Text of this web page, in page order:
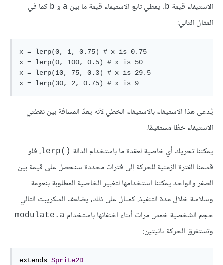
الاستيفاء قيمة b. يعطي تابع الاستيفاء قيمة ما بين a و b كما في
المثال التالي:
x = lerp(0, 1, 0.75) # x is 0.75
x = lerp(0, 100, 0.5) # x is 50
x = lerp(10, 75, 0.3) # x is 29.5
يُدعى هذا الاستيفاء بالاستيفاء الخطي لأنه يعدّ المسافة بين نقطتي
الاستيفاء خطًا مستقيمًا.
يمكننا تحريك أي خاصية لعقدة ما باستخدام الدالة ()lerp
، فلو
قسمنا الفترة الزمنية للحركة إلى فترات محددة سنحصل على قيمة بين
الصفر والواحد يمكننا استخدامها لتغيير الخاصية المطلوبة بنعومة
وسلاسة خلال مدة التنفيذ. كمثال على ذلك، يضاعف السكريبت التالي
حجم الشخصية خمس مرات أثناء اختفائها باستخدام modulate.a
وتستغرق الحركة ثانيتين:
extends Sprite2D